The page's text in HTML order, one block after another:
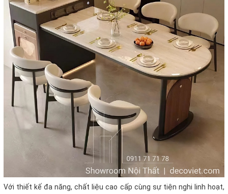
Với thiết kế đa năng, chất liệu cao cấp cùng sự tiện nghi linh hoạt,